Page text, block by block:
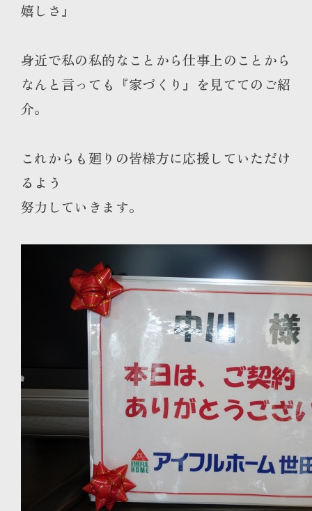
嬉しさ』
身近で私の私的なことから仕事上のことから
なんと言っても『家づくり』を見ててのご紹
介。
これからも廻りの皆様方に応援していただけ
るよう
努力していきます。